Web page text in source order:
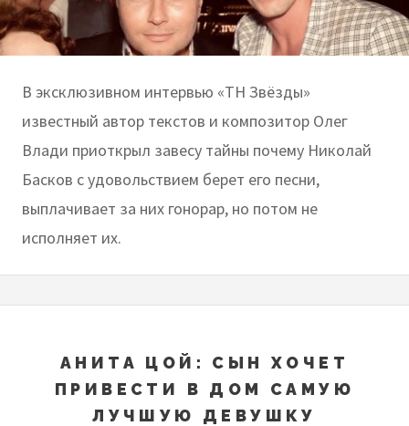
В эксклюзивном интервью «ТН Звёзды»
известный автор текстов и композитор Олег
Влади приоткрыл завесу тайны почему Николай
Басков с удовольствием берет его песни,
выплачивает за них гонорар, но потом не
исполняет их.
АНИТА ЦОЙ: СЫН ХОЧЕТ
ПРИВЕСТИ В ДОМ САМУЮ
ЛУЧШУЮ ДЕВУШКУ